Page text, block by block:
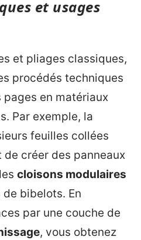
et usages
et pliages classiques,
procédés techniques
en matériaux
Par exemple, la
feuilles collées
créer des panneaux
cloisons modulaires
bibelots. En
par une couche de
, vous obtenez